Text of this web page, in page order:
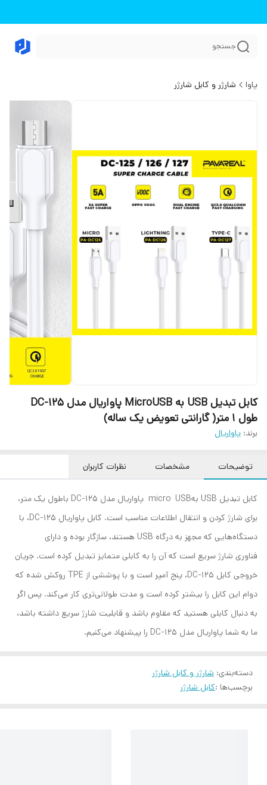
جستجو
پاوا شارژر و کابل شارژر
کابل تبدیل USB به MicroUSB پاواریال مدل DC-125
طول 1 متر( گارانتی تعویض یک ساله)
برند: پاواریال
توضیحات مشخصات نظرات کاربران
کابل تبدیل USB بهmicro USB پاواریال مدل DC-125 باطول یک متر،
برای شارژ کردن و انتقال اطلاعات مناسب است. کابل پاواریال DC-125، با
دستگاه‌هایی که مجهز به درگاه USB هستند، سازگار بوده و دارای
فناوری شارژ سریع است که آن را به کابلی متمایز تبدیل کرده است. جریان
خروجی کابل DC-125، پنج آمپر است و با پوششی از TPE روکش شده که
دوام این کابل را بیشتر کرده است و مدت طولانی‌تری کار می‌‎کند. پس اگر
به دنبال کابلی هستید که مقاوم باشد و قابلیت شارژ سریع داشته باشد،
ما به شما پاواریال مدل DC-125 را پیشنهاد می‌کنیم.
دسته‌بندی: شارژر و کابل شارژر
برچسب‌ها :کابل شارژر